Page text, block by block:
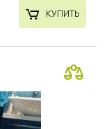
КУПИТЬ